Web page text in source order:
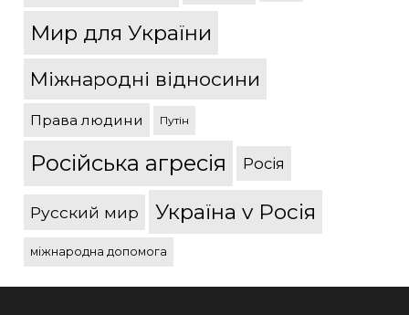
Мир для України
Міжнародні відносини
Права людини Путін
Російська агресія Росія
Русский мир Україна v Росія
міжнародна допомога